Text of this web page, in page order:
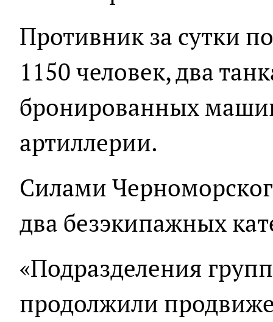
Противник за сутки
1150 человек, два
бронированных
артиллерии.
Силами
два безэкипажных
«Подразделения
продолжили